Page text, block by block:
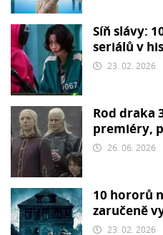
Síň slávy:
seriálů v
23. 02. 2026
Rod draka
premiéry,
26. 06. 2026
10 hororů
zaručeně
23. 02. 2026